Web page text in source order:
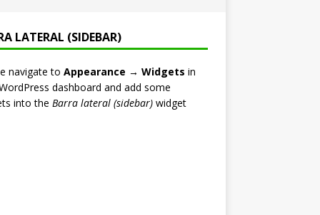
LATERAL (SIDEBAR)
navigate to Appearance → Widgets in
dashboard and add some
into the Barra lateral (sidebar)widget